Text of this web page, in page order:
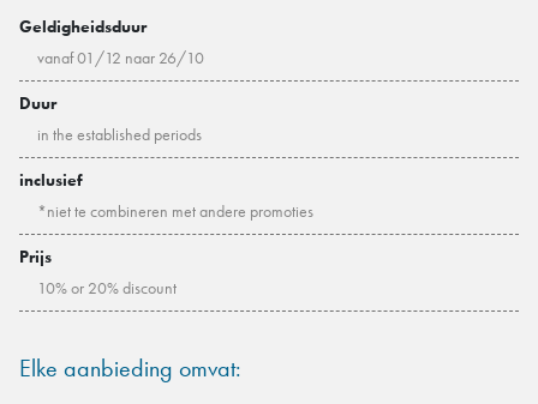
Geldigheidsduur
vanaf 01/12 naar 26/10
Duur
in the established periods
inclusief
*niet te combineren met andere promoties
Prijs
10% or 20% discount
Elke aanbieding omvat: